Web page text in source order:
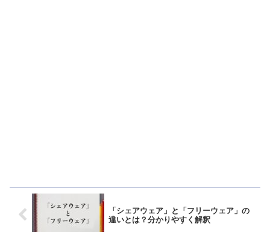
「シェアウェア」と「フリーウェア」の
違いとは？分かりやすく解釈